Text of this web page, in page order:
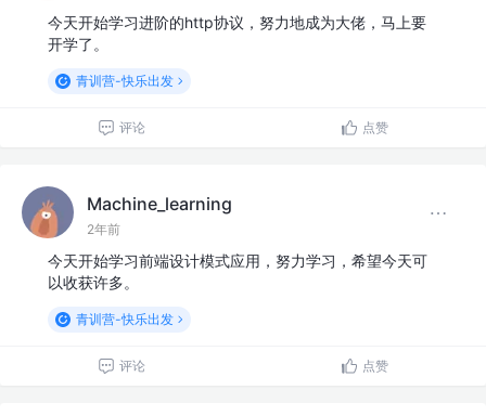
今天开始学习进阶的http协议，努力地成为大佬，马上要
开学了。
青训营-快乐出发
评论 点赞
Machine_learning
2年前
今天开始学习前端设计模式应用，努力学习，希望今天可
以收获许多。
青训营-快乐出发
评论 点赞